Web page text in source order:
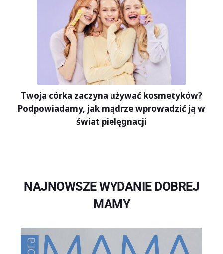
Twoja córka zaczyna używać kosmetyków?
Podpowiadamy, jak mądrze wprowadzić ją w
świat pielęgnacji
NAJNOWSZE WYDANIE DOBREJ
MAMY